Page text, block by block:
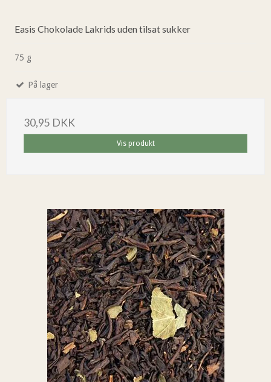
Easis Chokolade Lakrids uden tilsat sukker
75 g
På lager
30,95 DKK
Vis produkt